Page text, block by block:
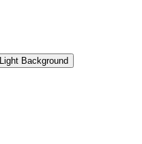
Light Background